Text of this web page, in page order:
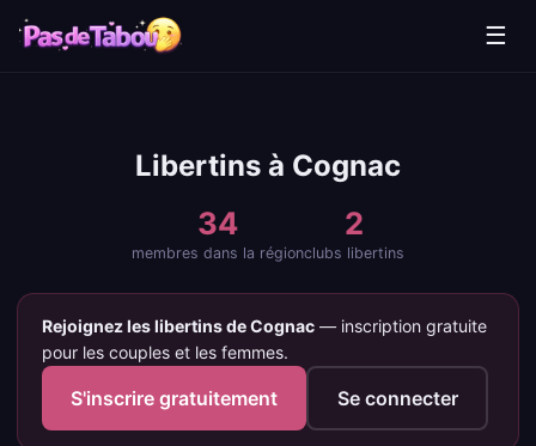
☰
Libertins à Cognac
34
membres dans la région
2
clubs libertins
Rejoignez les libertins de Cognac — inscription gratuite
pour les couples et les femmes.
S'inscrire gratuitement Se connecter